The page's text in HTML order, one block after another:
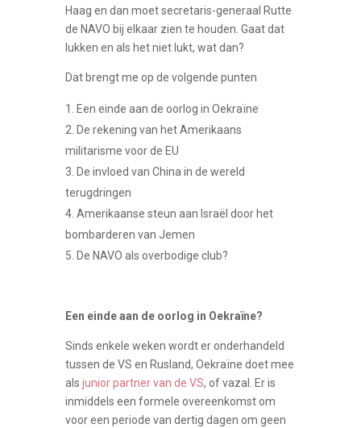
Haag en dan moet secretaris-generaal Rutte
de NAVO bij elkaar zien te houden. Gaat dat
lukken en als het niet lukt, wat dan?
Dat brengt me op de volgende punten
Een einde aan de oorlog in Oekraïne
De rekening van het Amerikaans
militarisme voor de EU
De invloed van China in de wereld
terugdringen
Amerikaanse steun aan Israël door het
bombarderen van Jemen
De NAVO als overbodige club?
Een einde aan de oorlog in Oekraïne?
Sinds enkele weken wordt er onderhandeld
tussen de VS en Rusland, Oekraïne doet mee
als junior partner van de VS, of vazal. Er is
inmiddels een formele overeenkomst om
voor een periode van dertig dagen om geen